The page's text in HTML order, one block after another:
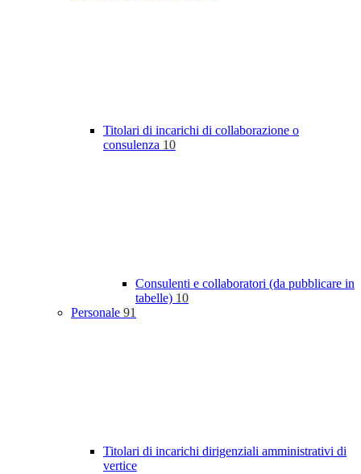
Titolari di incarichi di collaborazione o
consulenza 10
Consulenti e collaboratori (da pubblicare in
tabelle) 10
Personale 91
Titolari di incarichi dirigenziali amministrativi di
vertice